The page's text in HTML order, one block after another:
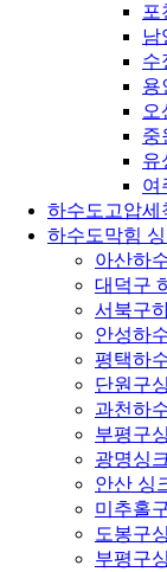
포
남
수
용
오
중
유
여
하수도고압세
하수도막힘
아산하
대덕구
서북구
안성하
평택하
단원구
과천하
부평구
광명싱
안산 싱
미추홀
도봉구
부평구